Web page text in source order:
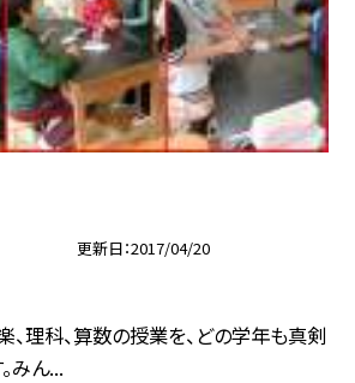
更新日 2017/04/20
、理科、算数の授業を、どの学年も真剣
みん...